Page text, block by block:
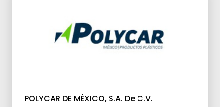
POLYCAR DE MÉXICO, S.A. De C.V.